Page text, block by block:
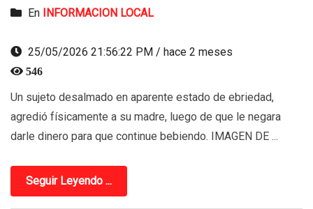
En INFORMACION LOCAL
25/05/2026 21:56:22 PM / hace 2 meses
546
Un sujeto desalmado en aparente estado de ebriedad,
agredió físicamente a su madre, luego de que le negara
darle dinero para que continue bebiendo. IMAGEN DE ...
Seguir Leyendo ...